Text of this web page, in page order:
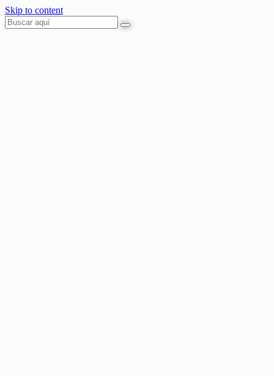
Skip to content